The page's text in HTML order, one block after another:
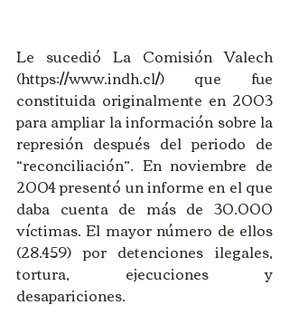
Le sucedió La Comisión Valech
(https://www.indh.cl/) que fue
constituida originalmente en 2003
para ampliar la información sobre la
represión después del periodo de
“reconciliación”. En noviembre de
2004 presentó un informe en el que
daba cuenta de más de 30.000
víctimas. El mayor número de ellos
(28.459) por detenciones ilegales,
tortura, ejecuciones y
desapariciones.